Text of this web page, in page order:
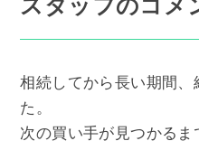
スタッフのコメ
相続してから長い期間
た。
次の買い手が見つかる